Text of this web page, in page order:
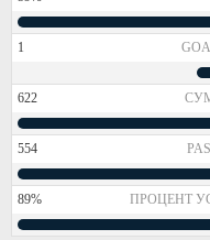
1
622
554
89% ПРОЦЕНТ